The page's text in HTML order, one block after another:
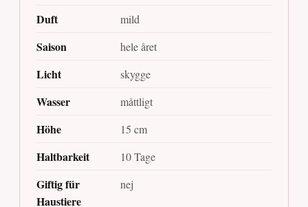
Duft mild
Saison hele året
Licht skygge
Wasser måttligt
Höhe 15 cm
Haltbarkeit 10 Tage
Giftig für
Haustiere
nej